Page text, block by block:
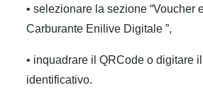
• selezionare la sezione “Voucher
Carburante Enilive Digitale ”,
• inquadrare il QRCode o digitare
identificativo.